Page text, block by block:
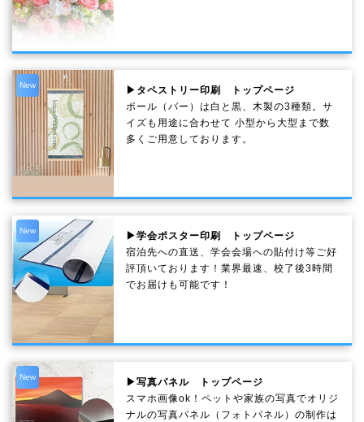
New
▶タペストリー印刷 トップページ
ポール（バー）は白と黒、木製の3種類。サ
イズも用途に合わせて 小型から大型まで数
多くご用意しております。
New
▶学会ポスター印刷 トップページ
宿泊先への直送、学会会場への貼付け等ご好
評頂いております！業界最速、校了後3時間
でお届けも可能です！
New
▶写真パネル トップページ
スマホ画像ok！ペットや家族の写真でオリジ
ナルの写真パネル（フォトパネル）の制作は